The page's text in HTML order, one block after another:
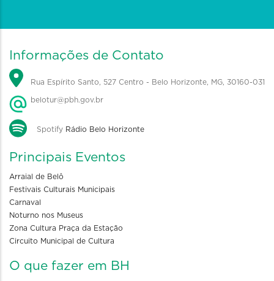
Informações de Contato
Rua Espírito Santo, 527 Centro - Belo Horizonte, MG, 30160-031
belotur@pbh.gov.br
Spotify Rádio Belo Horizonte
Principais Eventos
Arraial de Belô
Festivais Culturais Municipais
Carnaval
Noturno nos Museus
Zona Cultura Praça da Estação
Circuito Municipal de Cultura
O que fazer em BH